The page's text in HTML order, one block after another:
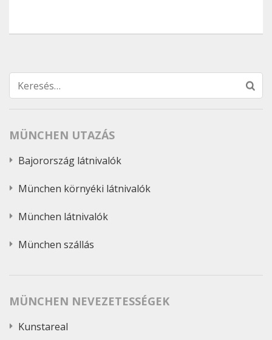
Keresés:
MÜNCHEN UTAZÁS
Bajorország látnivalók
München környéki látnivalók
München látnivalók
München szállás
MÜNCHEN NEVEZETESSÉGEK
Kunstareal